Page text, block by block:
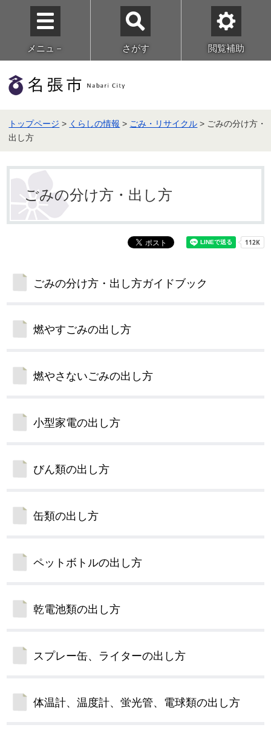
メニュ－ さがす 閲覧補助
トップページ > くらしの情報 > ごみ・リサイクル > ごみの分け方・
出し方
ごみの分け方・出し方
ごみの分け方・出し方ガイドブック
燃やすごみの出し方
燃やさないごみの出し方
小型家電の出し方
びん類の出し方
缶類の出し方
ペットボトルの出し方
乾電池類の出し方
スプレー缶、ライターの出し方
体温計、温度計、蛍光管、電球類の出し方